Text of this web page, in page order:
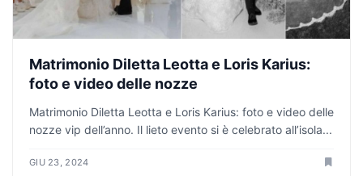
Matrimonio Diletta Leotta e Loris Karius:
foto e video delle nozze
Matrimonio Diletta Leotta e Loris Karius: foto e video delle
nozze vip dell’anno. Il lieto evento si è celebrato all’isola...
GIU 23, 2024